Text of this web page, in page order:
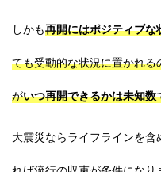
しかも再開にはポジティブ
ても受動的な状況に置かれ
がいつ再開できるかは未知数
大震災ならライフラインを